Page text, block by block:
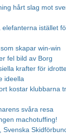
hårt slag mot
elefanterna istället
skapar win-win
fel bild av Borg
krafter för
ideella
kostar klubbarna
svåra resa
machotuffing!
Svenska